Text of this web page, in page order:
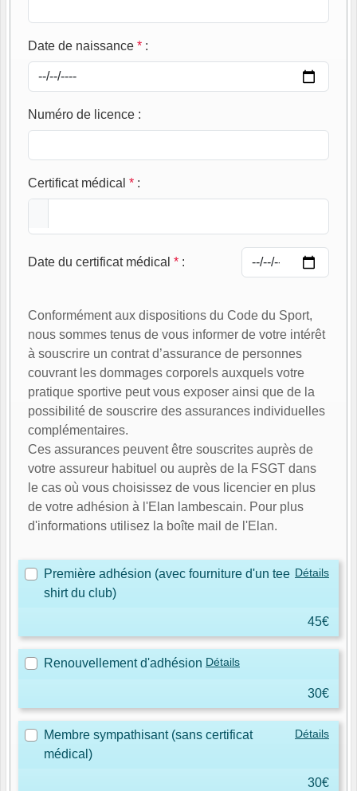
Date de naissance * :
Numéro de licence :
Certificat médical * :
Date du certificat médical * :
Conformément aux dispositions du Code du Sport,
nous sommes tenus de vous informer de votre intérêt
à souscrire un contrat d’assurance de personnes
couvrant les dommages corporels auxquels votre
pratique sportive peut vous exposer ainsi que de la
possibilité de souscrire des assurances individuelles
complémentaires.
Ces assurances peuvent être souscrites auprès de
votre assureur habituel ou auprès de la FSGT dans
le cas où vous choisissez de vous licencier en plus
de votre adhésion à l'Elan lambescain. Pour plus
d'informations utilisez la boîte mail de l'Elan.
Première adhésion (avec fourniture d'un tee
shirt du club)
Détails
45€
Renouvellement d'adhésion Détails
30€
Membre sympathisant (sans certificat
médical)
Détails
30€